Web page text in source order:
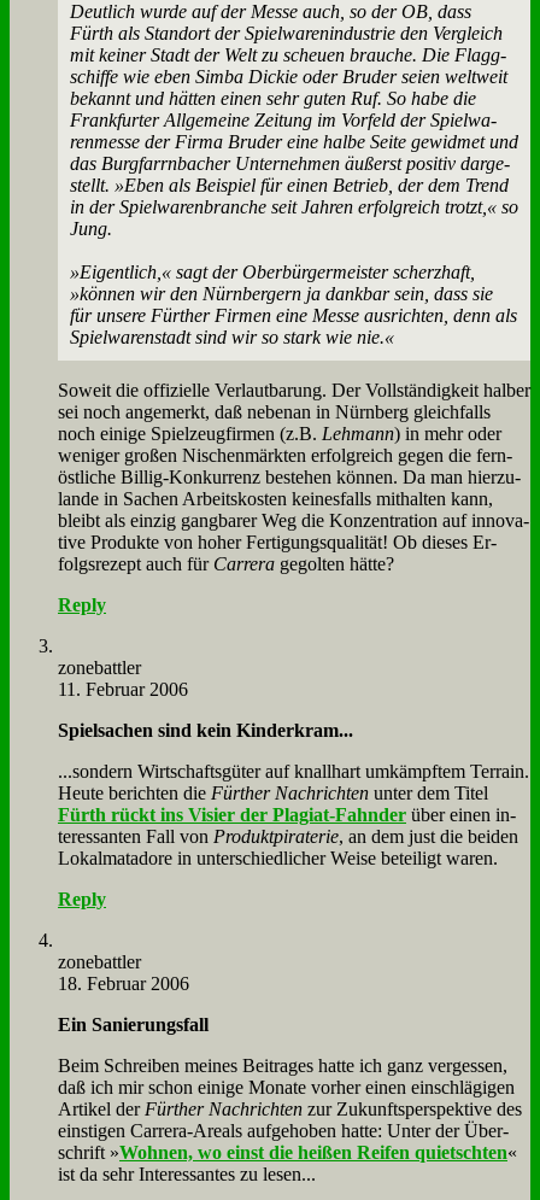
Deut­lich wur­de auf der Mes­se auch, so der OB, dass
Fürth als Stand­ort der Spiel­wa­ren­in­du­strie den Ver­gleich
mit kei­ner Stadt der Welt zu scheu­en brau­che. Die Flagg­
schif­fe wie eben Sim­ba Dickie oder Bru­der sei­en welt­weit
be­kannt und hät­ten ei­nen sehr gu­ten Ruf. So ha­be die
Frank­fur­ter All­ge­mei­ne Zei­tung im Vor­feld der Spiel­wa­
ren­mes­se der Fir­ma Bru­der ei­ne hal­be Sei­te ge­wid­met und
das Burg­farrn­ba­cher Un­ter­neh­men äu­ßerst po­si­tiv dar­ge­
stellt. »Eben als Bei­spiel für ei­nen Be­trieb, der dem Trend
in der Spiel­wa­ren­bran­che seit Jah­ren er­folg­reich trotzt,« so
Jung.
»Ei­gent­lich,« sagt der Ober­bür­ger­mei­ster scherz­haft,
»kön­nen wir den Nürn­ber­gern ja dank­bar sein, dass sie
für un­se­re Für­ther Fir­men ei­ne Mes­se aus­rich­ten, denn als
Spiel­wa­ren­stadt sind wir so stark wie nie.«
So­weit die of­fi­zi­el­le Ver­laut­ba­rung. Der Voll­stän­dig­keit hal­ber
sei noch an­ge­merkt, daß ne­ben­an in Nürn­berg gleich­falls
noch ei­ni­ge Spiel­zeug­fir­men (z.B. Leh­mann) in mehr oder
we­ni­ger gro­ßen Ni­schen­märk­ten er­folg­reich ge­gen die fern­
öst­li­che Bil­lig-Kon­kur­renz be­stehen kön­nen. Da man hier­zu­
lan­de in Sa­chen Ar­beits­ko­sten kei­nes­falls mit­hal­ten kann,
bleibt als ein­zig gang­ba­rer Weg die Kon­zen­tra­ti­on auf in­no­va­
ti­ve Pro­duk­te von ho­her Fer­ti­gungs­qua­li­tät! Ob die­ses Er­
folgs­re­zept auch für Car­rera ge­gol­ten hät­te?
Reply
zone­batt­ler
11. Februar 2006
Spiel­sa­chen sind kein Kin­der­kram...
...son­dern Wirt­schafts­gü­ter auf knall­hart um­kämpf­tem Ter­rain.
Heu­te be­rich­ten die Für­ther Nach­rich­ten un­ter dem Ti­tel
Fürth rückt ins Vi­sier der Pla­gi­at-Fahn­der über ei­nen in­
ter­es­san­ten Fall von Pro­dukt­pi­ra­te­rie, an dem just die bei­den
Lo­kal­ma­ta­do­re in un­ter­schied­li­cher Wei­se be­tei­ligt wa­ren.
Reply
zone­batt­ler
18. Februar 2006
Ein Sa­nie­rungs­fall
Beim Schrei­ben mei­nes Bei­tra­ges hat­te ich ganz ver­ges­sen,
daß ich mir schon ei­ni­ge Mo­na­te vor­her ei­nen ein­schlä­gi­gen
Ar­ti­kel der Für­ther Nach­rich­ten zur Zu­kunfts­per­spek­ti­ve des
ein­sti­gen Car­rera-Are­als auf­ge­ho­ben hat­te: Un­ter der Über­
schrift »Woh­nen, wo einst die hei­ßen Rei­fen quietsch­ten«
ist da sehr In­ter­es­san­tes zu le­sen...